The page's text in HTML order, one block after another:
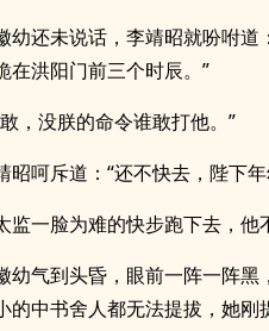
幼还未说话，李靖昭就吩咐
在洪阳门前三个时辰。”
，没朕的命令谁敢打他。”
昭呵斥道：“还不快去，陛下
监一脸为难的快步跑下去，他
幼气到头昏，眼前一阵一阵
的中书舍人都无法提拔，她刚